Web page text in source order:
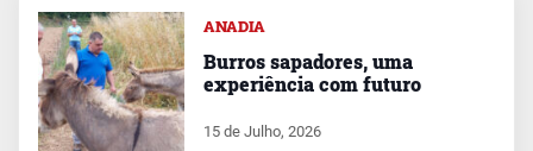
ANADIA
Burros sapadores, uma
experiência com futuro
15 de Julho, 2026